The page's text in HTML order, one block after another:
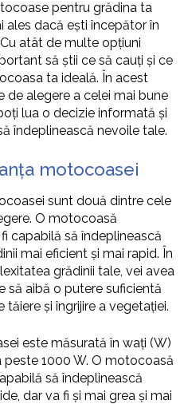
pentru grădina ta
ales dacă ești începător în
atât de multe opțiuni
să știi ce să cauți și ce
ta ideală. În acest
de alegere a celei mai bune
lua o decizie informată și
îndeplinească nevoile tale.
motocoasei
sunt două dintre cele
O motocoasă
capabilă să îndeplinească
mai eficient și mai rapid. În
grădinii tale, vei avea
să aibă o putere suficientă
și îngrijire a vegetației.
este măsurată în wați (W)
1000 W. O motocoasă
să îndeplinească
dar va fi și mai grea și mai